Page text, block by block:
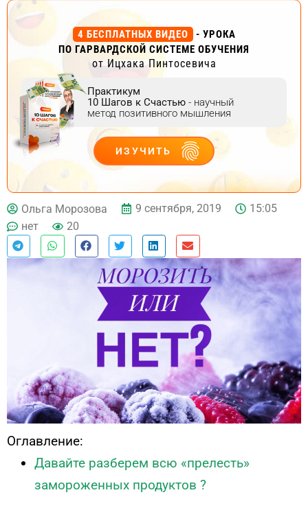
4 БЕСПЛАТНЫХ ВИДЕО
- УРОКА
ПО ГАРВАРДСКОЙ СИСТЕМЕ ОБУЧЕНИЯ
от Ицхака Пинтосевича
Практикум
10 Шагов к Счастью - научный
метод позитивного мышления
ИЗУЧИТЬ
ДЕЙСТВУЙ
Ольга Морозова 9 сентября, 2019
15:05
нет
20
Оглавление:
Давайте разберем всю «прелесть»
замороженных продуктов ?